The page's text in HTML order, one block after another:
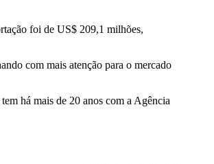
foi de US$ 209,1 milhões,
com mais atenção para o mercado
há mais de 20 anos com a Agência